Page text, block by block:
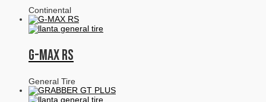
Continental
G-MAX RS
General Tire